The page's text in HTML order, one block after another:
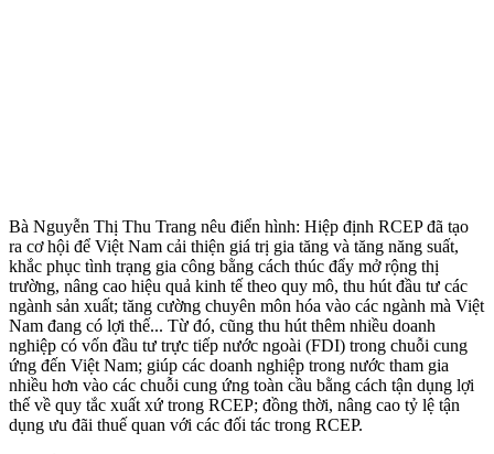
Bà Nguyễn Thị Thu Trang nêu điển hình: Hiệp định RCEP đã tạo
ra cơ hội để Việt Nam cải thiện giá trị gia tăng và tăng năng suất,
khắc phục tình trạng gia công bằng cách thúc đẩy mở rộng thị
trường, nâng cao hiệu quả kinh tế theo quy mô, thu hút đầu tư các
ngành sản xuất; tăng cường chuyên môn hóa vào các ngành mà Việt
Nam đang có lợi thế... Từ đó, cũng thu hút thêm nhiều doanh
nghiệp có vốn đầu tư trực tiếp nước ngoài (FDI) trong chuỗi cung
ứng đến Việt Nam; giúp các doanh nghiệp trong nước tham gia
nhiều hơn vào các chuỗi cung ứng toàn cầu bằng cách tận dụng lợi
thế về quy tắc xuất xứ trong RCEP; đồng thời, nâng cao tỷ lệ tận
dụng ưu đãi thuế quan với các đối tác trong RCEP.